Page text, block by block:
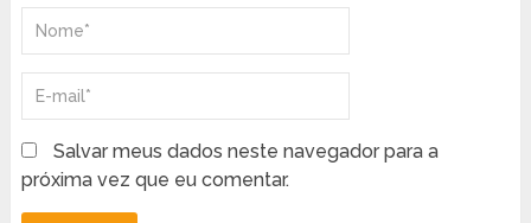
Salvar meus dados neste navegador para a
próxima vez que eu comentar.